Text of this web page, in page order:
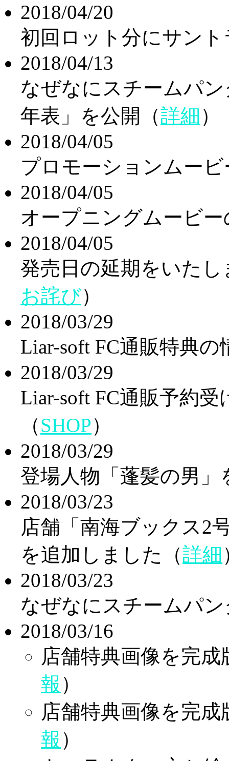
2018/04/20
初回ロット分にサン
2018/04/13
なぜなにスチームパ
年表」を公開（詳細 ）
2018/04/05
プロモーションムー
2018/04/05
オープニングムービ
2018/04/05
発売日の延期をいたし
お詫び）
2018/03/29
Liar-soft FC通販特典
2018/03/29
Liar-soft FC通販予約
（SHOP）
2018/03/29
登場人物「蓬髪の男
2018/03/23
店舗「南海ブックス2
を追加しました（詳細
2018/03/23
なぜなにスチームパ
2018/03/16
店舗特典画像を完
報 ）
店舗特典画像を完
報 ）